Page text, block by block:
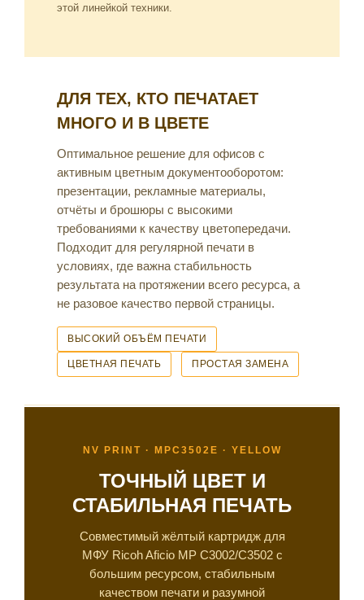
этой линейкой техники.
ДЛЯ ТЕХ, КТО ПЕЧАТАЕТ
МНОГО И В ЦВЕТЕ
Оптимальное решение для офисов с
активным цветным документооборотом:
презентации, рекламные материалы,
отчёты и брошюры с высокими
требованиями к качеству цветопередачи.
Подходит для регулярной печати в
условиях, где важна стабильность
результата на протяжении всего ресурса, а
не разовое качество первой страницы.
ВЫСОКИЙ ОБЪЁМ ПЕЧАТИ
ЦВЕТНАЯ ПЕЧАТЬ ПРОСТАЯ ЗАМЕНА
NV PRINT · MPC3502E · YELLOW
ТОЧНЫЙ ЦВЕТ И
СТАБИЛЬНАЯ ПЕЧАТЬ
Совместимый жёлтый картридж для
МФУ Ricoh Aficio MP C3002/C3502 с
большим ресурсом, стабильным
качеством печати и разумной